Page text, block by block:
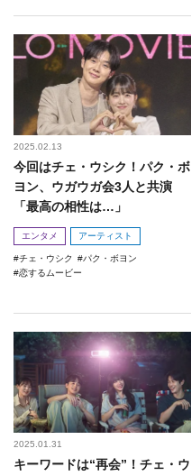
2025.02.13
今回はチェ・ウシク！パク・ボ
ヨン、ウガウガ会3人と共演
「最高の相性は…」
エンタメ アーティスト
チェ・ウシク
パク・ボヨン
恋するムービー
2025.01.31
キーワードは“再会”！チェ・ウ